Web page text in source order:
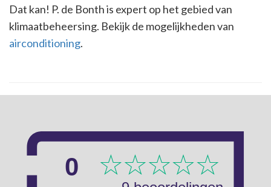
Dat kan! P. de Bonth is expert op het gebied van
klimaatbeheersing. Bekijk de mogelijkheden van
airconditioning.